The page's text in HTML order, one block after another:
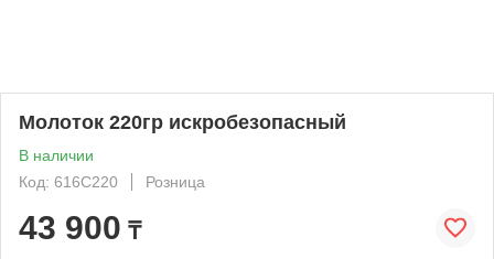
Молоток 220гр искробезопасный
В наличии
Код: 616C220
Розница
43 900 ₸